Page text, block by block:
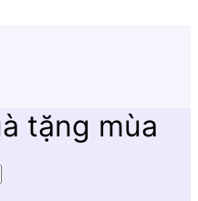
tặng mùa